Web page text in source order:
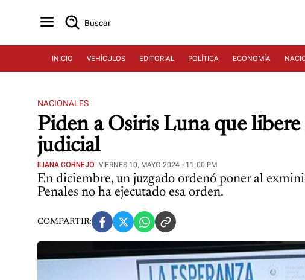
Buscar
INICIO VEHÍCULOS EDITORIAL POLÍTICA ECONOMÍA
NACIONALES
Piden a Osiris Luna que
judicial
ILIANA CORNEJO VIERNES 10, MAYO 2024 - 11:00 PM
En diciembre, un juzgado ordenó poner al
Penales no ha ejecutado esa orden.
COMPARTIR: